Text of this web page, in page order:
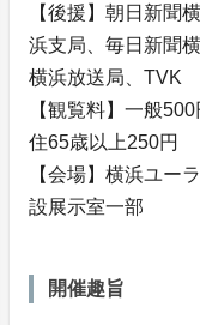
【後援】朝日新聞
浜支局、毎日新聞
横浜放送局、TVK
【観覧料】一般
住65歳以上250円
【会場】横浜ユー
設展示室一部
開催趣旨